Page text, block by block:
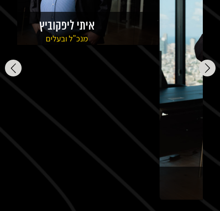
איתי ליפקוביץ
מנכ"ל ובעלים
להשקיע בשוק ההון לטווח ארוך ועשה את דריסת הרגל האמיתית
במשרד רואי חשבון מוביל, החליט לצאת לדרך עצמאית ולהקים את
בית ההשקעות, אשר מנהל תיקי קרנות נאמנות, גידור וניהול תיקים
בהיקפים של יותר מ-3.5 מיליארד שקל.